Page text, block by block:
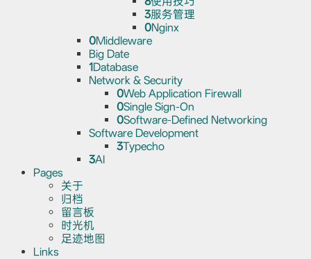
3服务管理
0Nginx
0Middleware
Big Date
1Database
Network & Security
0Web Application Firewall
0Single Sign-On
0Software-Defined Networking
Software Development
3Typecho
3AI
Pages
关于
归档
留言板
时光机
足迹地图
Links